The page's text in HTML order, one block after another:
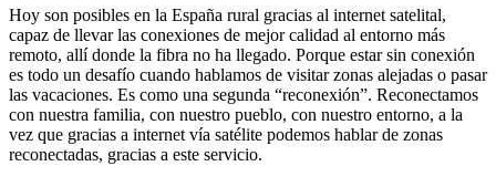
Hoy son posibles en la España rural gracias al internet satelital,
capaz de llevar las conexiones de mejor calidad al entorno más
remoto, allí donde la fibra no ha llegado. Porque estar sin conexión
es todo un desafío cuando hablamos de visitar zonas alejadas o pasar
las vacaciones. Es como una segunda “reconexión”. Reconectamos
con nuestra familia, con nuestro pueblo, con nuestro entorno, a la
vez que gracias a internet vía satélite podemos hablar de zonas
reconectadas, gracias a este servicio.